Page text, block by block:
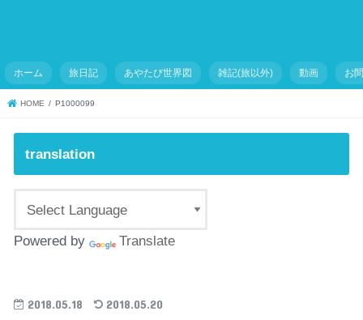
ホーム 旅日記 あやたび世界図 雑記(旅以外) 動画 お
HOME P1000099
translation
Powered by Translate
2018.05.18 2018.05.20